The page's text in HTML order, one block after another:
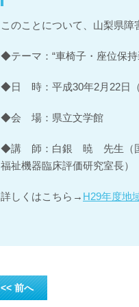
このことについて、山梨県障
◆テーマ：“車椅子・座位保
◆日 時：平成30年2月22日
◆会 場：県立文学館
◆講 師：白銀 暁 先生（国
福祉機器臨床評価研究室長）
詳しくはこちら→ H29年度地
<< 前へ